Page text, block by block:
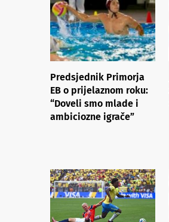
Predsjednik Primorja
EB o prijelaznom roku:
“Doveli smo mlade i
ambiciozne igrače”